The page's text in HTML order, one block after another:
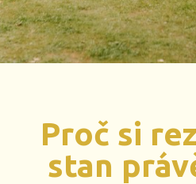
Proč si
stan